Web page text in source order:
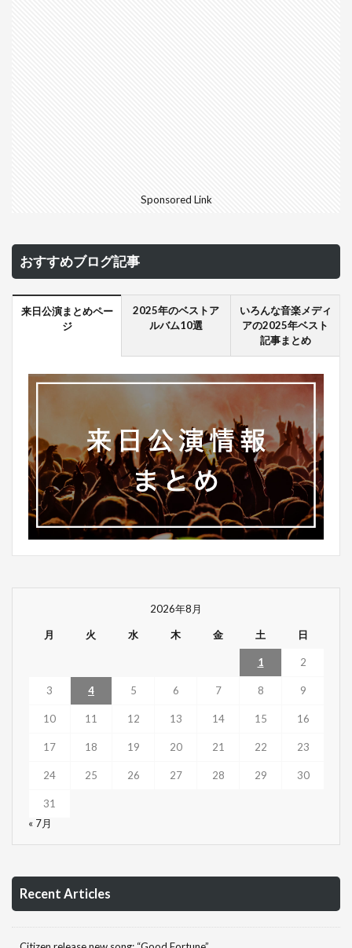
Sponsored Link
おすすめブログ記事
来日公演まとめペー
ジ
2025年のベストア
ルバム10選
いろんな音楽メディ
アの2025年ベスト
記事まとめ
2026年8月
月 火 水 木 金 土 日
1 2
3 4 5 6 7 8 9
10 11 12 13 14 15 16
17 18 19 20 21 22 23
24 25 26 27 28 29 30
31
« 7月
Recent Articles